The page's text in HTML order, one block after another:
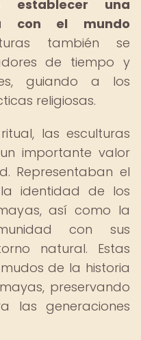
establecer una
con el mundo
también se
de tiempo y
guiando a los
religiosas.
las esculturas
importante valor
Representaban el
identidad de los
así como la
con sus
natural. Estas
de la historia
preservando
las generaciones